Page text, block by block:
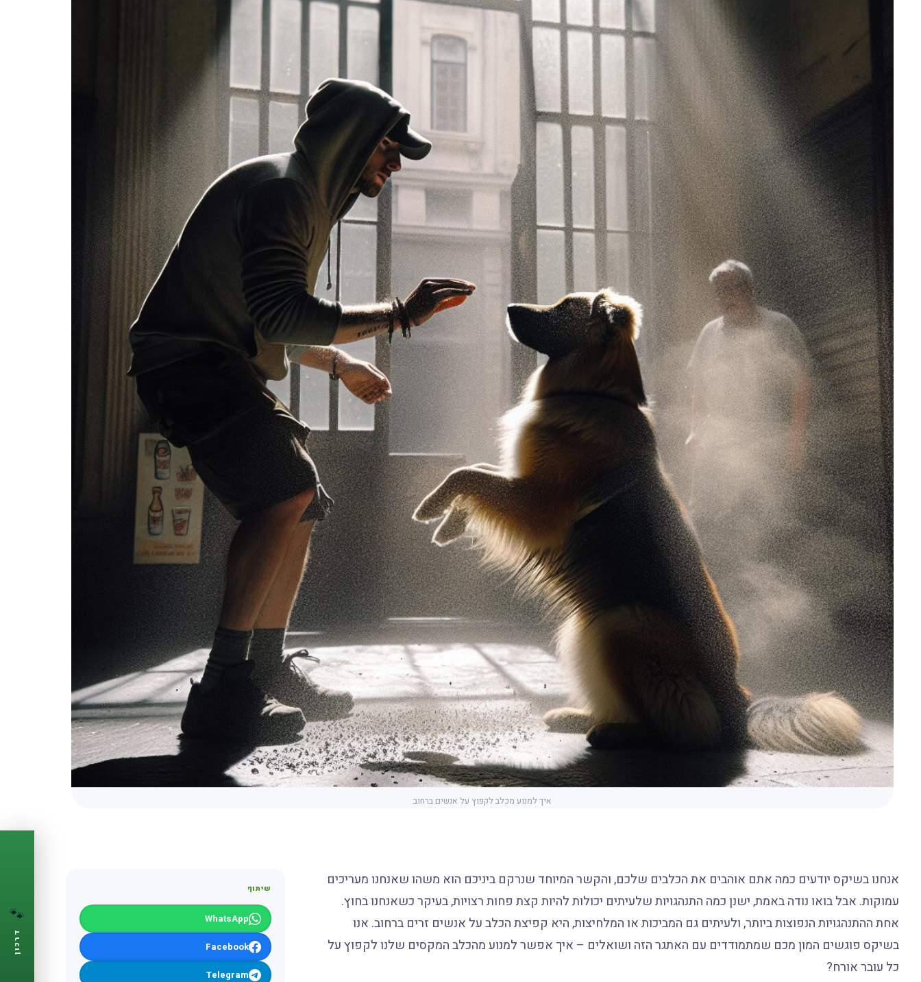
איך למנוע מכלב לקפוץ על אנשים ברחוב
אנחנו בשיקס יודעים כמה אתם אוהבים את הכלבים שלכם, והקשר המיוחד שנרקם ביניכם הוא משהו שאנחנו מעריכים
עמוקות. אבל בואו נודה באמת, ישנן כמה התנהגויות שלעיתים יכולות להיות קצת פחות רצויות, בעיקר כשאנחנו בחוץ.
אחת ההתנהגויות הנפוצות ביותר, ולעיתים גם המביכות או המלחיצות, היא קפיצת הכלב על אנשים זרים ברחוב. אנו
בשיקס פוגשים המון מכם שמתמודדים עם האתגר הזה ושואלים – איך אפשר למנוע מהכלב המקסים שלנו לקפוץ על
כל עובר אורח?
שיתוף
WhatsApp
Facebook
Telegram
🐾
דרכון
📋